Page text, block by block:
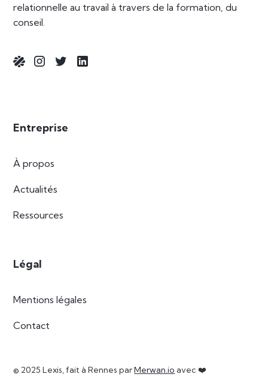
relationnelle au travail à travers de la formation, du
conseil.
Entreprise
À propos
Actualités
Ressources
Légal
Mentions légales
Contact
© 2025 Lexis, fait à Rennes parMerwan.io avec ❤️